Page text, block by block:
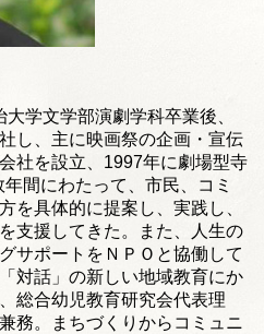
学文学部演劇学科卒業後、
し、主に映画祭の企画・宣伝
社を設立、1997年に劇場型寺
間にわたって、市民、コミ
を具体的に提案し、実践し、
支援してきた。また、人生の
サポートをＮＰＯと協働して
対話」の新しい地域教育にか
総合幼児教育研究会代表理
務。まちづくりからコミュニ